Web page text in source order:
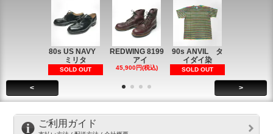
80s US NAVY
ミリタ
SOLD OUT
REDWING 8199
アイ
45,900円(税込)
90s ANVIL タ
イダイ染
SOLD OUT
< >
ご利用ガイド